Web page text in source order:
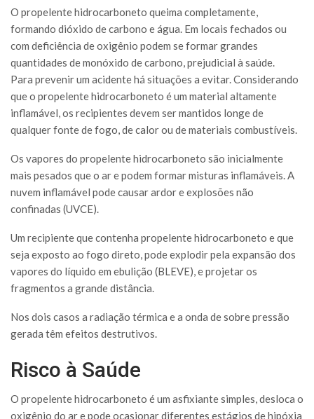
O propelente hidrocarboneto queima completamente,
formando dióxido de carbono e água. Em locais fechados ou
com deficiência de oxigênio podem se formar grandes
quantidades de monóxido de carbono, prejudicial à saúde.
Para prevenir um acidente há situações a evitar. Considerando
que o propelente hidrocarboneto é um material altamente
inflamável, os recipientes devem ser mantidos longe de
qualquer fonte de fogo, de calor ou de materiais combustíveis.
Os vapores do propelente hidrocarboneto são inicialmente
mais pesados que o ar e podem formar misturas inflamáveis. A
nuvem inflamável pode causar ardor e explosões não
confinadas (UVCE).
Um recipiente que contenha propelente hidrocarboneto e que
seja exposto ao fogo direto, pode explodir pela expansão dos
vapores do líquido em ebulição (BLEVE), e projetar os
fragmentos a grande distância.
Nos dois casos a radiação térmica e a onda de sobre pressão
gerada têm efeitos destrutivos.
Risco à Saúde
O propelente hidrocarboneto é um asfixiante simples, desloca o
oxigênio do ar e pode ocasionar diferentes estágios de hipóxia